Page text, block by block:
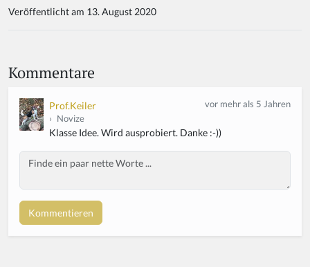
Veröffentlicht am 13. August 2020
Kommentare
Prof.Keiler
› Novize
vor mehr als 5 Jahren
Klasse Idee. Wird ausprobiert. Danke :-))
Body